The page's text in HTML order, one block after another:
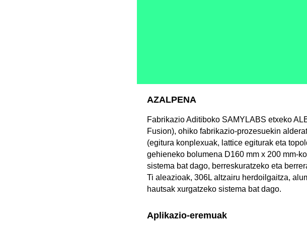
AZALPENA
Fabrikazio Aditiboko SAMYLABS etxeko
Fusion), ohiko fabrikazio-prozesuekin
(egitura konplexuak, lattice egiturak eta
gehieneko bolumena D160 mm x 200 mm-
sistema bat dago, berreskuratzeko eta
Ti aleazioak, 306L altzairu herdoilgaitza,
hautsak xurgatzeko sistema bat dago.
Aplikazio-eremuak